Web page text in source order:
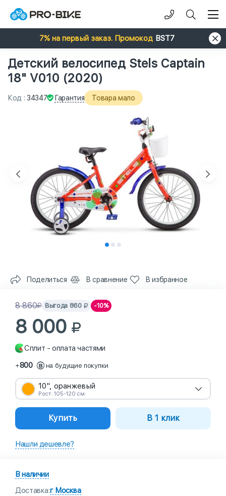
7% на первый заказ. Промокод BST7
Детский велосипед Stels Captain
18" V010 (2020)
Код : 34347 Гарантия Товара мало
Поделиться В сравнение В избранное
8 860 Выгода 860 -10%
8 000
Сплит - оплата частями
+800 на будущие покупки
10", оранжевый
Рост: 105-120 см
Купить В 1 клик
Нашли дешевле?
В наличии
Доставка:г Москва